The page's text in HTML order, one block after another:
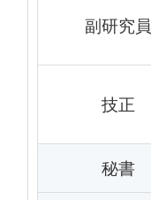
副研究員
技正
秘書